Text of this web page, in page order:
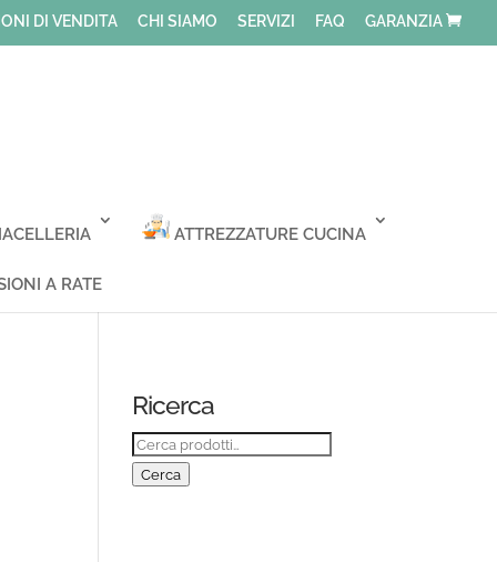
DI VENDITA CHI SIAMO SERVIZI FAQ GARANZIA
ATTREZZATURE CUCINA
A RATE
Ricerca
Cerca:
Cerca